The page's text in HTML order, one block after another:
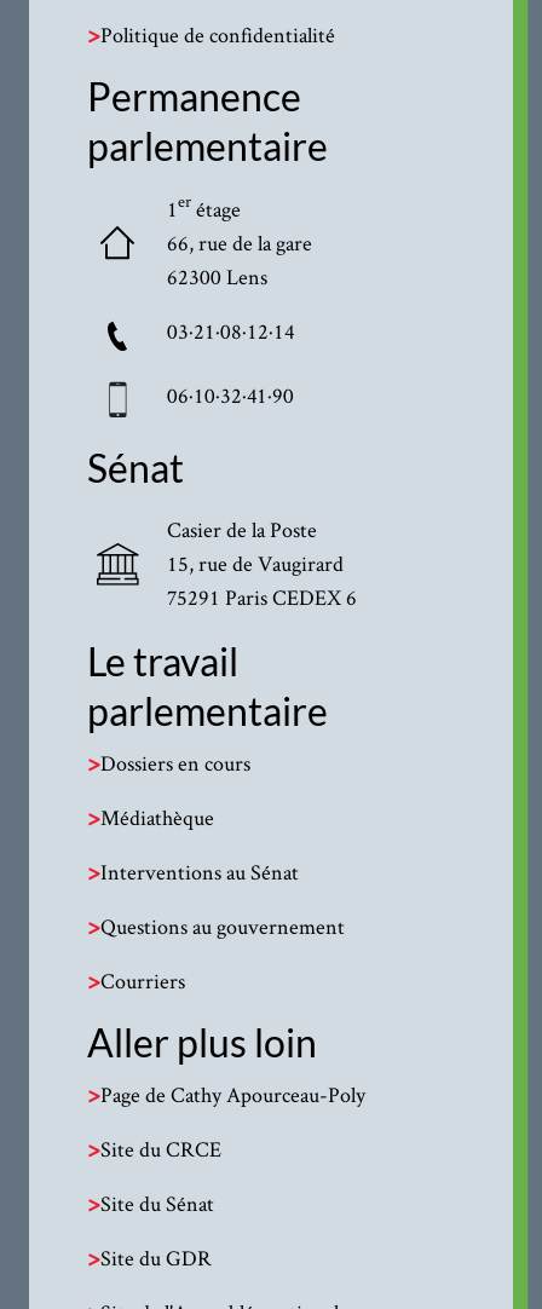
>Politique de confidentialité
Permanence
parlementaire
1erétage
66, rue de la gare
62300 Lens
03·21·08·12·14
06·10·32·41·90
Sénat
Casier de la Poste
15, rue de Vaugirard
75291 Paris CEDEX 6
Le travail
parlementaire
>Dossiers en cours
>Médiathèque
>Interventions au Sénat
>Questions au gouvernement
>Courriers
Aller plus loin
>Page de Cathy Apourceau-Poly
>Site du CRCE
>Site du Sénat
>Site du GDR